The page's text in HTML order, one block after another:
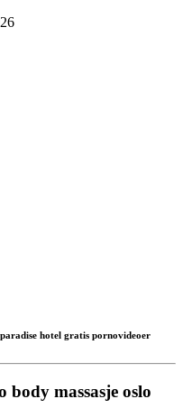
hotel gratis pornovideoer
massasje oslo